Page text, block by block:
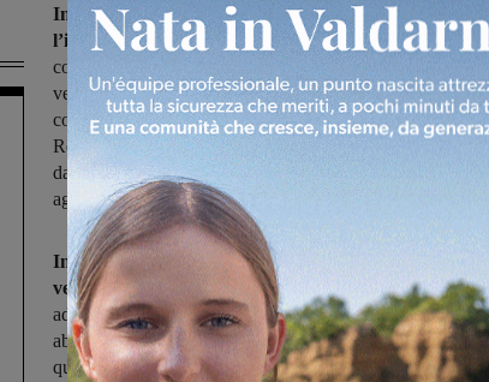
In tutta la Toscana è stato anticipato a domani,
l’inizio del periodo di alto rischio per gli incendi
conseguenza, anche il divieto assoluto di abbruciamento
vegetali agricoli e forestali su tutto il territorio toscano.
condizioni climatiche e l’elevato rischio di sviluppo di
Regione ha disposto l’inizio del divieto da sabato 11
dal 1° luglio. Il divieto di accendere fuochi rimarrà in
agosto, come da legge nazionale.
In questo periodo, oltre al divieto di abbruciamento
vegetali (potature, sfalci, ecc)
è vietata qualsiasi
ad esclusione della cottura di cibi in bracieri e barbecue
abitazioni o pertinenze e all’interno delle aree attrezzate.
questi casi vanno, comunque, osservate le prescrizioni